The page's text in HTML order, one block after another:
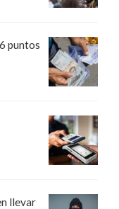
puntos
llevar